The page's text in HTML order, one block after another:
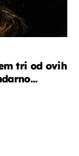
tri od ovih